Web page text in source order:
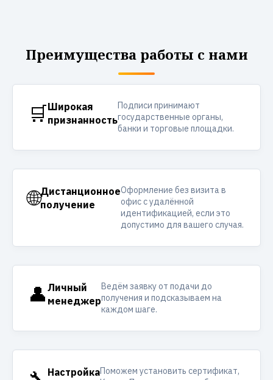
Преимущества работы с нами
🛒Широкая
признанность
Подписи принимают
государственные органы,
банки и торговые площадки.
🌐Дистанционное
получение
Оформление без визита в
офис с удалённой
идентификацией, если это
допустимо для вашего случая.
👤 Личный
менеджер
Ведём заявку от подачи до
получения и подсказываем на
каждом шаге.
НастройкаПоможем установить сертификат,